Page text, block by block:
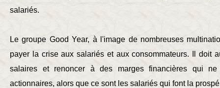
salariés.
Le groupe Good Year, à l'image de nombreuses
payer la crise aux salariés et aux consommateurs. Il doit
salaires et renoncer à des marges financières qui
actionnaires, alors que ce sont les salariés qui font la